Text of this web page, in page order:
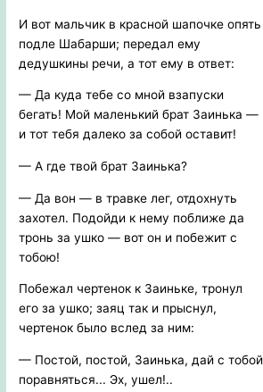
И вот мальчик в красной шапочке опять
подле Шабарши; передал ему
дедушкины речи, а тот ему в ответ:
— Да куда тебе со мной взапуски
бегать! Мой маленький брат Заинька —
и тот тебя далеко за собой оставит!
— А где твой брат Заинька?
— Да вон — в травке лег, отдохнуть
захотел. Подойди к нему поближе да
тронь за ушко — вот он и побежит с
тобою!
Побежал чертенок к Заиньке, тронул
его за ушко; заяц так и прыснул,
чертенок было вслед за ним:
— Постой, постой, Заинька, дай с тобой
поравняться... Эх, ушел!..